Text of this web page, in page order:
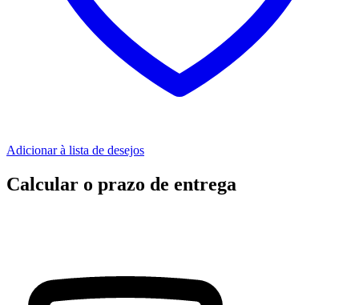
Adicionar à lista de desejos
Calcular o prazo de entrega